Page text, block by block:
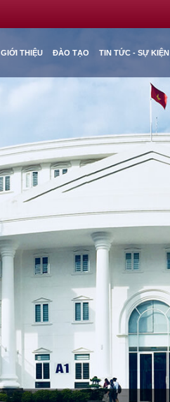
GIỚI THIỆU ĐÀO TẠO TIN TỨC - SỰ KIỆN